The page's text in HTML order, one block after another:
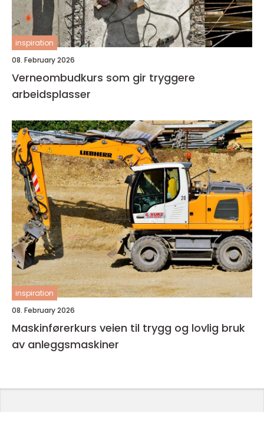
inspiration
08. February 2026
Verneombudkurs som gir tryggere
arbeidsplasser
inspiration
08. February 2026
Maskinførerkurs veien til trygg og lovlig bruk
av anleggsmaskiner